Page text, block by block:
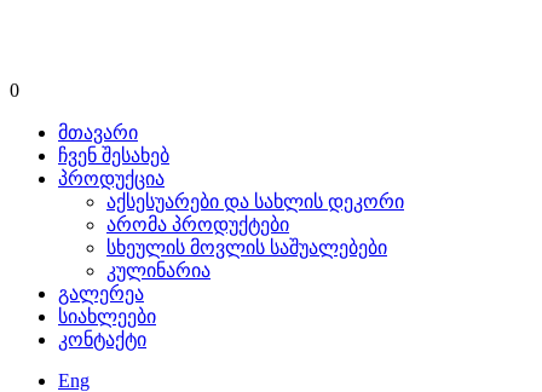
0
მთავარი
ჩვენ შესახებ
პროდუქცია
აქსესუარები და სახლის დეკორი
არომა პროდუქტები
სხეულის მოვლის საშუალებები
კულინარია
გალერეა
სიახლეები
კონტაქტი
Eng